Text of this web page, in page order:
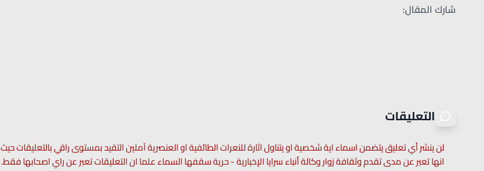
شارك المقال:
التعليقات
لن ينشر أي تعليق يتضمن اسماء اية شخصية او يتناول اثارة للنعرات الطائفية او العنصرية آملين التقيد بمستوى راقي بالتعليقات حيث
انها تعبر عن مدى تقدم وثقافة زوار وكالة أنباء سرايا الإخبارية - حرية سقفها السماء علما ان التعليقات تعبر عن راي اصحابها فقط.